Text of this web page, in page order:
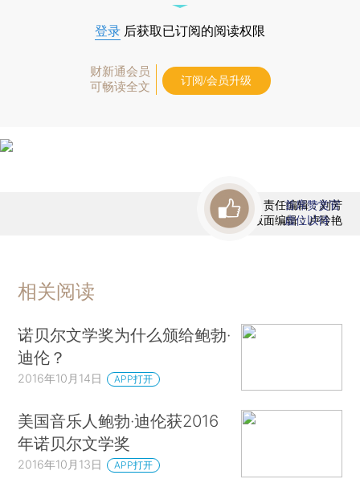
登录 后获取已订阅的阅读权限
财新通会员
可畅读全文
订阅/会员升级
责任编辑：刘芳
版面编辑：卢玲艳
首席赞赏官
虚位以待
相关阅读
诺贝尔文学奖为什么颁给鲍勃·
迪伦？
2016年10月14日 APP打开
美国音乐人鲍勃·迪伦获2016
年诺贝尔文学奖
2016年10月13日 APP打开